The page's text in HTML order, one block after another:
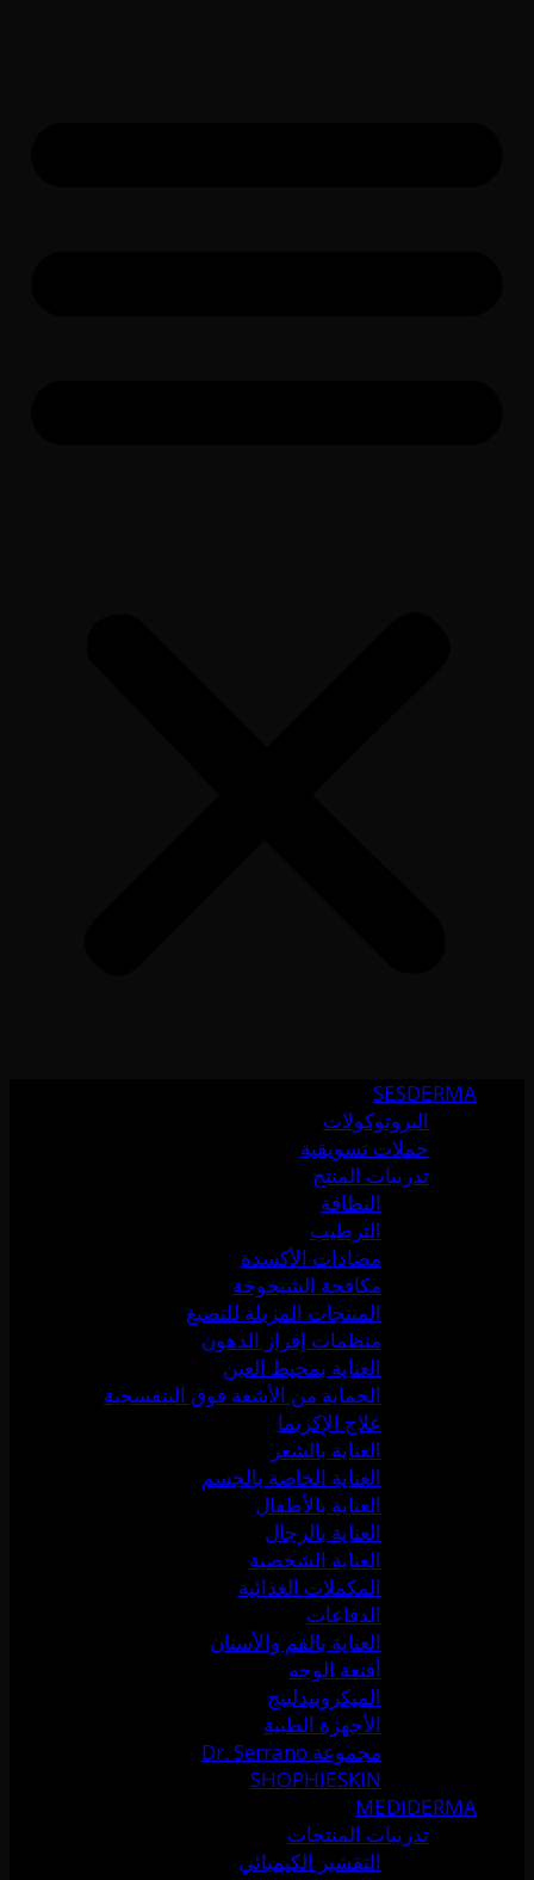
SESDERMA
البروتوكولات
حملات تسويقية
تدريبات المنتج
النظافة
الترطيب
مضادات الأكسدة
مكافحة الشيخوخة
المنتجات المزيلة للتصبغ
منظمات إفراز الدهون
العناية بمحيط العين
الحماية من الأشعة فوق البنفسجية
علاج الإكزيما
العناية بالشعر
العناية الخاصة بالجسم
العناية بالأطفال
العناية بالرجال
العناية الشخصية
المكملات الغذائية
الدفاعات
العناية بالفم والأسنان
أقنعة الوجه
الميكرونيدلينج
الأجهزة الطبية
مجموعة Dr. Serrano
SHOPHIESKIN
MEDIDERMA
تدريبات المنتجات
التقشير الكيميائي